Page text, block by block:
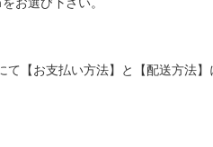
お選び下さい。
【お支払い方法】と【配送方法